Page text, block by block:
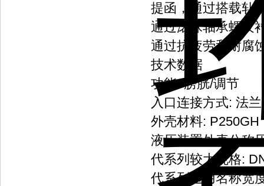
提函，通过搭载轧
通过滚珠轴承螺纹
通过抗疲劳和耐腐
技术数据
功能: 膀胱/调节
入口连接方式: 法
外壳材料: P250GH
液压装置外壳公称
代系列较大规格:
代系列通用名称宽